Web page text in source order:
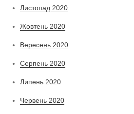
Листопад 2020
Жовтень 2020
Вересень 2020
Серпень 2020
Липень 2020
Червень 2020